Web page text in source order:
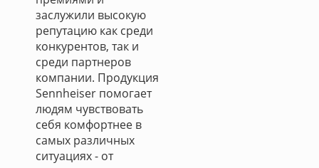
заслужили высокую
репутацию как среди
конкурентов, так и
среди партнеров
компании. Продукция
Sennheiser помогает
людям чувствовать
себя комфортнее в
самых различных
ситуациях - от